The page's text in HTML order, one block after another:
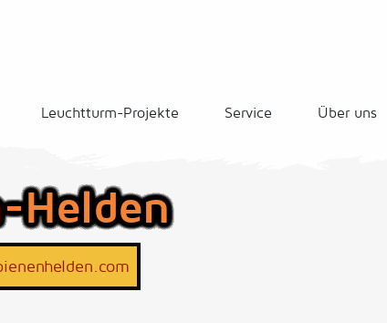
Leuchtturm-Projekte Service Über uns
Helden